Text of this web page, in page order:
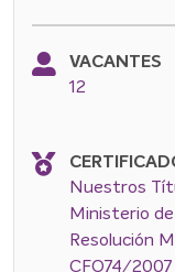
VACANTES
12
Nuestros
Ministerio
Resolución
CFO74/2007